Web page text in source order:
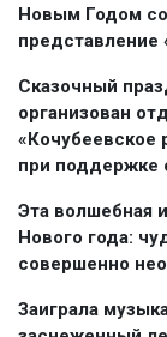
Новым Годом
представление
Сказочный
организован
«Кочубеевское
при поддержке
Эта волшебная
Нового года:
совершенно
Заиграла